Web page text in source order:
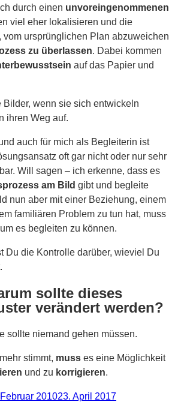
durch einen unvoreingenommenen
viel eher lokalisieren und die
vom ursprünglichen Plan abzuweichen
zu überlassen. Dabei kommen
auf das Papier und
Bilder, wenn sie sich entwickeln
ihren Weg auf.
auch für mich als Begleiterin ist
oft gar nicht oder nur sehr
Will sagen – ich erkenne, dass es
am Bild gibt und begleite
nun aber mit einer Beziehung, einem
familiären Problem zu tun hat, muss
es begleiten zu können.
Du die Kontrolle darüber, wieviel Du
sollte dieses
verändert werden?
sollte niemand gehen müssen.
stimmt, muss es eine Möglichkeit
und zu korrigieren.
201023. April 2017